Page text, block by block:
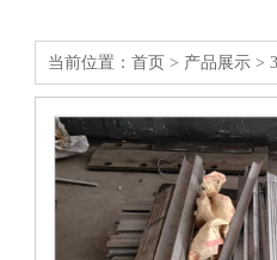
当前位置： 首页 > 产品展示 >